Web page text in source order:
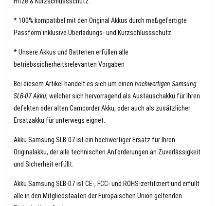
* 100% kompatibel mit den Original Akkus durch maßgefertigte
Passform inklusive Überladungs- und Kurzschlussschutz.
* Unsere Akkus und Batterien erfüllen alle
betriebssicherheitsrelevanten Vorgaben
Bei diesem Artikel handelt es sich um einen hochwertigen Samsung
SLB-07 Akku, welcher sich hervorragend als Austauschakku für Ihren
defekten oder alten Camcorder Akku, oder auch als zusätzlicher
Ersatzakku für unterwegs eignet.
Akku Samsung SLB-07 ist ein hochwertiger Ersatz für Ihren
Originalakku, der alle technischen Anforderungen an Zuverlässigkeit
und Sicherheit erfüllt.
Akku Samsung SLB-07 ist CE-, FCC- und ROHS-zertifiziert und erfüllt
alle in den Mitgliedstaaten der Europäischen Union geltenden